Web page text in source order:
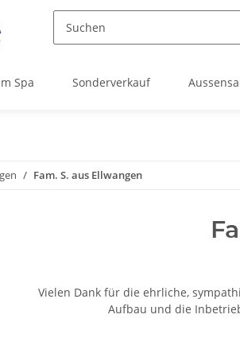
Spa Sonderverkauf
Fam. S. aus Ellwangen
Vielen Dank für die ehrliche,
Aufbau und die